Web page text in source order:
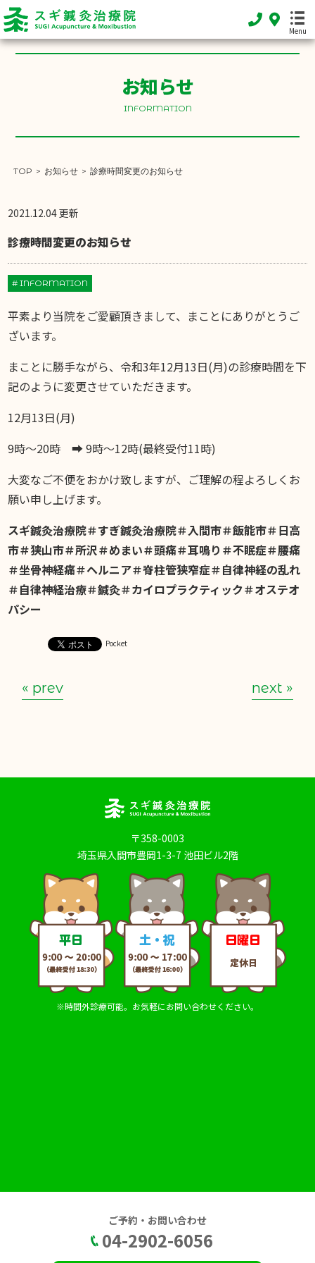
Menu
ホーム
HOME
当院の特徴
MENU
スギブログ
お知らせ
INFORMATION
TOP > お知らせ > 診療時間変更のお知らせ
2021.12.04 更新
診療時間変更のお知らせ
# INFORMATION
平素より当院をご愛顧頂きまして、まことにありがとうご
ざいます。
まことに勝手ながら、令和3年12月13日(月)の診療時間を下
記のように変更させていただきます。
12月13日(月)
9時〜20時 ➡︎ 9時〜12時(最終受付11時)
大変なご不便をおかけ致しますが、ご理解の程よろしくお
願い申し上げます。
スギ鍼灸治療院＃すぎ鍼灸治療院＃入間市＃飯能市＃日高
市＃狭山市＃所沢＃めまい＃頭痛＃耳鳴り＃不眠症＃腰痛
＃坐骨神経痛＃ヘルニア＃脊柱管狭窄症＃自律神経の乱れ
＃自律神経治療＃鍼灸＃カイロプラクティック＃オステオ
パシー
Pocket
« prev next »
〒358-0003
埼玉県入間市豊岡1-3-7 池田ビル2階
※時間外診療可能。お気軽にお問い合わせください。
ご予約・お問い合わせ
04-2902-6056